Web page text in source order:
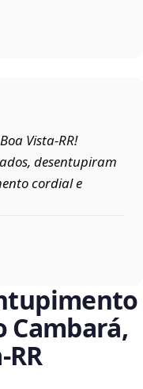
Vista‑RR!
desentupiram
cordial e
Cambará,